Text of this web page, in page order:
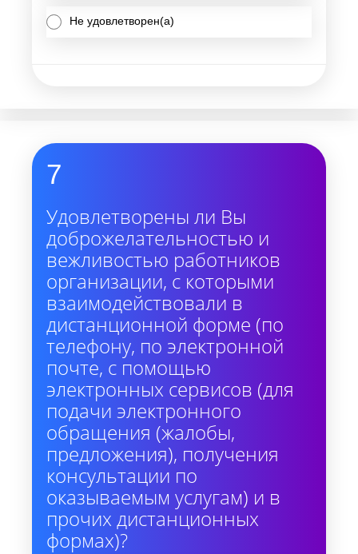
Не удовлетворен(а)
7
Удовлетворены ли Вы
доброжелательностью и
вежливостью работников
организации, с которыми
взаимодействовали в
дистанционной форме (по
телефону, по электронной
почте, с помощью
электронных сервисов (для
подачи электронного
обращения (жалобы,
предложения), получения
консультации по
оказываемым услугам) и в
прочих дистанционных
формах)?